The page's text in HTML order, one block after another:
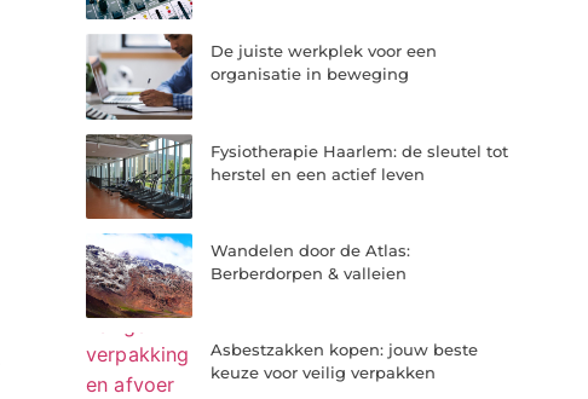
De juiste werkplek voor een
organisatie in beweging
Fysiotherapie Haarlem: de sleutel tot
herstel en een actief leven
Wandelen door de Atlas:
Berberdorpen & valleien
Asbestzakken kopen: jouw beste
keuze voor veilig verpakken